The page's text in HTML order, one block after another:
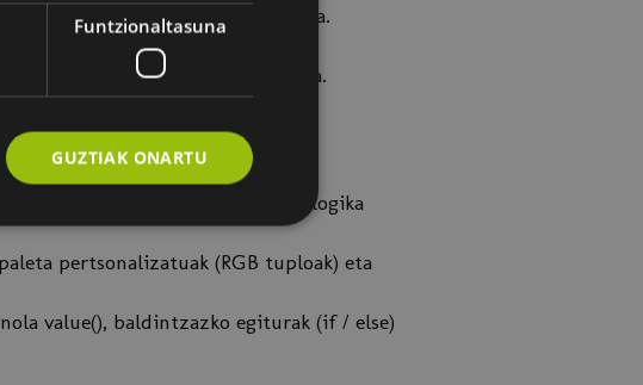
firmwarea zuzenean instalatzea.
erabilera.
emuladorearekin sinkronizatzea.
kliska-ariketak.
semaforo batentzako sekuentzia-logika
pertsonalizatuak (RGB tuploak) eta
value(), baldintzazko egiturak (if / else)
Funtzionaltasuna
GUZTIAK ONARTU